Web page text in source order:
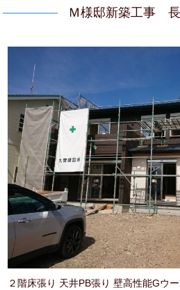
Ｍ様邸新築工事
２階床張り 天井PB張り 壁高性能Gウ